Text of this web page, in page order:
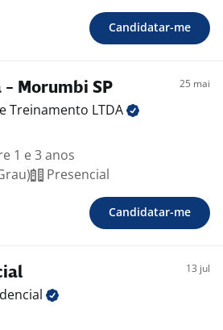
Candidatar-me
- Morumbi SP 25 mai
Treinamento LTDA
1 e 3 anos
Presencial
Candidatar-me
13 jul